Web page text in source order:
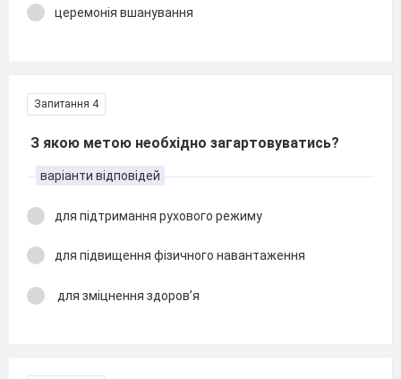
церемонія вшанування
Запитання 4
З якою метою необхідно загартовуватись?
варіанти відповідей
для підтримання рухового режиму
для підвищення фізичного навантаження
для зміцнення здоров’я